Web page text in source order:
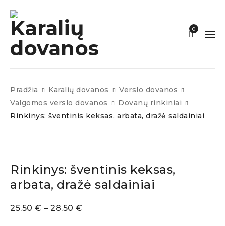
0
Pradžia Karalių dovanos
Verslo dovanos
Valgomos verslo dovanos
Dovanų rinkiniai
Rinkinys: šventinis keksas, arbata, dražė saldainiai
Rinkinys: šventinis keksas,
arbata, dražė saldainiai
25.50 € – 28.50 €